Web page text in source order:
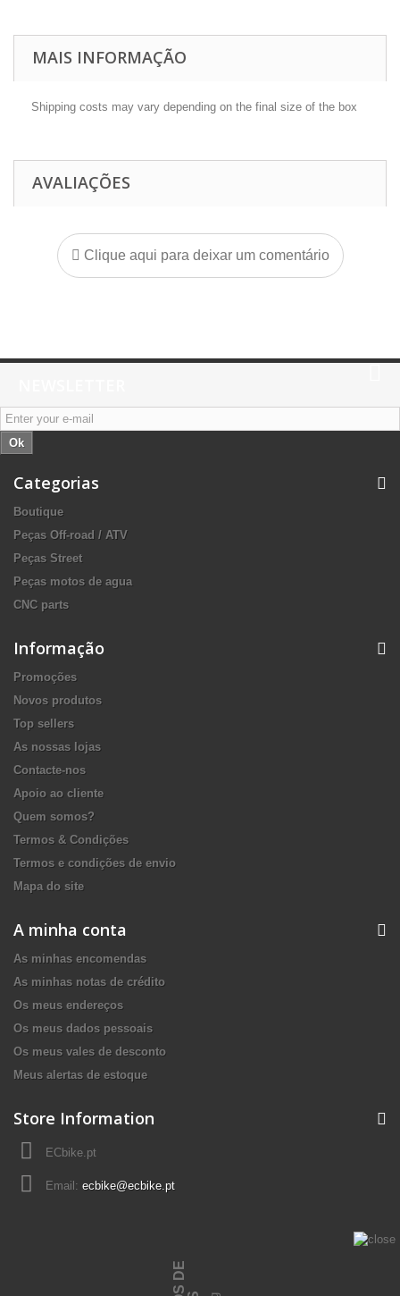
MAIS INFORMAÇÃO
Shipping costs may vary depending on the final size of the box
AVALIAÇÕES
Clique aqui para deixar um comentário
Ok
Categorias
Boutique
Peças Off-road / ATV
Peças Street
Peças motos de agua
CNC parts
Informação
Promoções
Novos produtos
Top sellers
As nossas lojas
Contacte-nos
Apoio ao cliente
Quem somos?
Termos & Condições
Termos e condições de envio
Mapa do site
A minha conta
As minhas encomendas
As minhas notas de crédito
Os meus endereços
Os meus dados pessoais
Os meus vales de desconto
Meus alertas de estoque
Store Information
ECbike.pt
Email: ecbike@ecbike.pt